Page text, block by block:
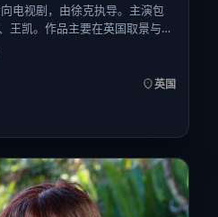
电视剧，由徐克执导。主演包
王凯。作品主要在英国取景与发
，首映日期 2020-04-13，正片
英国